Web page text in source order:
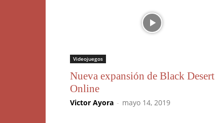
Videojuegos
Nueva expansión de Black Desert
Online
Victor Ayora - mayo 14, 2019